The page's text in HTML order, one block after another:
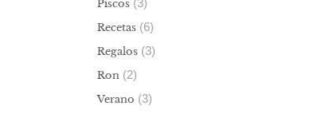
Piscos
Recetas(6)
Regalos(3)
Ron (2)
Verano (3)